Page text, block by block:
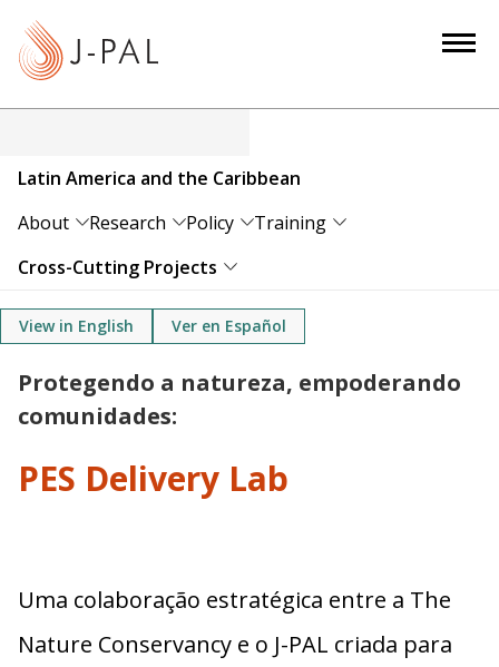
c
Latin America and the Caribbean
About
Research Policy
Training
Cross-Cutting Projects
View in English Ver en Español
Protegendo a natureza, empoderando
comunidades:
PES Delivery Lab
Uma colaboração estratégica entre a The
Nature Conservancy e o J-PAL criada para